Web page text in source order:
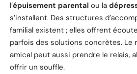
l’épuisement parental ou la
s’installent. Des structures
familial existent ; elles offrent
parfois des solutions concrètes. Le
amical peut aussi prendre le relais,
offrir un souffle.